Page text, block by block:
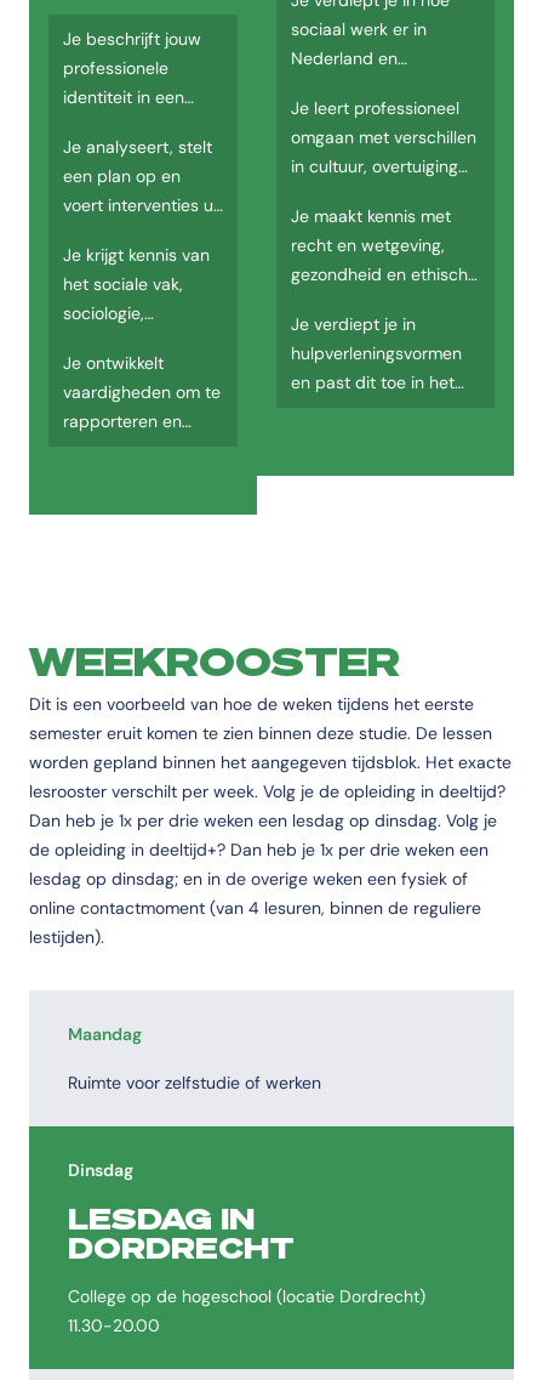
De opleiding Sociaal werk AD deeltijd(+) wordt aangeboden aan de
Hoe is het curriculum van de opleiding Sociaal werk
Het curriculum van de opleiding Sociaal werk AD deeltijd(+) beslaat 2
Wat doe je in het eerste jaar van de opleiding Sociaal
In jaar 1, semester 1 van de opleiding Sociaal werk AD deeltijd(+)
Wat doe je in het tweede jaar van de opleiding Sociaal
In jaar 2, semester 1 van de opleiding Sociaal werk AD deeltijd(+)
Je beschrijft jouw
professionele
identiteit in een
Je analyseert, stelt
een plan op en
voert interventies uit
behoeften.
Je krijgt kennis van
het sociale vak,
sociologie,
pedagogiek.
Je ontwikkelt
vaardigheden om te
rapporteren en
sociaal werk er in
Nederland en
Je leert professioneel
omgaan met verschillen
in cultuur, overtuiging
Je maakt kennis met
recht en wetgeving,
gezondheid en ethisch
Je verdiept je in
hulpverleningsvormen
en past dit toe in het
WEEKROOSTER
Dit is een voorbeeld van hoe de weken tijdens het eerste
semester eruit komen te zien binnen deze studie. De lessen
worden gepland binnen het aangegeven tijdsblok. Het exacte
lesrooster verschilt per week. Volg je de opleiding in deeltijd?
Dan heb je 1x per drie weken een lesdag op dinsdag. Volg je
de opleiding in deeltijd+? Dan heb je 1x per drie weken een
lesdag op dinsdag; en in de overige weken een fysiek of
online contactmoment (van 4 lesuren, binnen de reguliere
lestijden).
Maandag
Ruimte voor zelfstudie of werken
Dinsdag
LESDAG IN
DORDRECHT
College op de hogeschool (locatie Dordrecht)
11.30-20.00